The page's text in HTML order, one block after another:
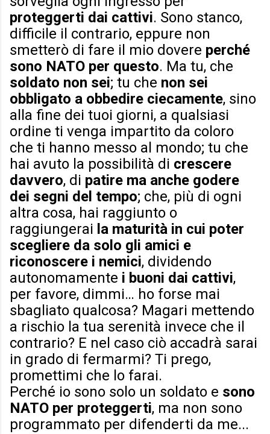
proteggerti dai cattivi. Sono stanco,
difficile il contrario, eppure non
smetterò di fare il mio dovere perché
sono NATO per questo. Ma tu, che
soldato non sei; tu che non sei
obbligato a obbedire ciecamente, sino
alla fine dei tuoi giorni, a qualsiasi
ordine ti venga impartito da coloro
che ti hanno messo al mondo; tu che
hai avuto la possibilità di crescere
davvero, di patire ma anche godere
dei segni del tempo; che, più di ogni
altra cosa, hai raggiunto o
raggiungerai la maturità in cui poter
scegliere da solo gli amici e
riconoscere i nemici, dividendo
autonomamente i buoni dai cattivi,
per favore, dimmi… ho forse mai
sbagliato qualcosa? Magari mettendo
a rischio la tua serenità invece che il
contrario? E nel caso ciò accadrà sarai
in grado di fermarmi? Ti prego,
promettimi che lo farai.
Perché io sono solo un soldato e sono
NATO per proteggerti, ma non sono
programmato per difenderti da me...